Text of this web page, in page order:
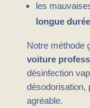
les
longue durée
Notre méthode
voiture
désinfection
désodorisation,
agréable.